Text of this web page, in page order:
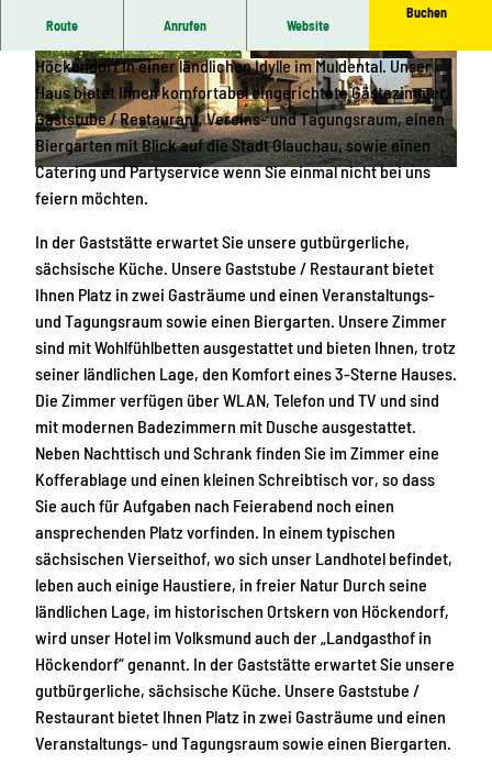
© Landhotel Billing |CC0
© Landhotel Billing |CC0 © Landhotel Billing |CC0
Route Anrufen Website
Buchen
Höckendorf in einer ländlichen Idylle im Muldental. Unser
Haus bietet Ihnen komfortabel eingerichtete Gästezimmer,
Gaststube / Restaurant, Vereins- und Tagungsraum, einen
Biergarten mit Blick auf die Stadt Glauchau, sowie einen
Catering und Partyservice wenn Sie einmal nicht bei uns
feiern möchten.
In der Gaststätte erwartet Sie unsere gutbürgerliche,
sächsische Küche. Unsere Gaststube / Restaurant bietet
Ihnen Platz in zwei Gasträume und einen Veranstaltungs-
und Tagungsraum sowie einen Biergarten. Unsere Zimmer
sind mit Wohlfühlbetten ausgestattet und bieten Ihnen, trotz
seiner ländlichen Lage, den Komfort eines 3-Sterne Hauses.
Die Zimmer verfügen über WLAN, Telefon und TV und sind
mit modernen Badezimmern mit Dusche ausgestattet.
Neben Nachttisch und Schrank finden Sie im Zimmer eine
Kofferablage und einen kleinen Schreibtisch vor, so dass
Sie auch für Aufgaben nach Feierabend noch einen
ansprechenden Platz vorfinden. In einem typischen
sächsischen Vierseithof, wo sich unser Landhotel befindet,
leben auch einige Haustiere, in freier Natur Durch seine
ländlichen Lage, im historischen Ortskern von Höckendorf,
wird unser Hotel im Volksmund auch der „Landgasthof in
Höckendorf“ genannt. In der Gaststätte erwartet Sie unsere
gutbürgerliche, sächsische Küche. Unsere Gaststube /
Restaurant bietet Ihnen Platz in zwei Gasträume und einen
Veranstaltungs- und Tagungsraum sowie einen Biergarten.